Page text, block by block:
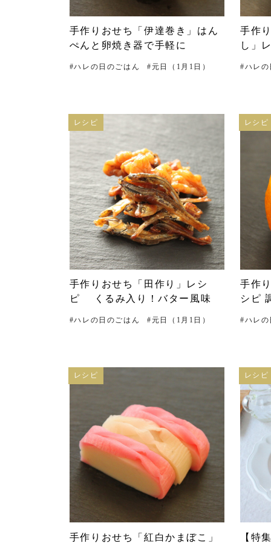
手作りおせち「伊達巻き」はん
ぺんと卵焼き器で手軽に
#ハレの日のごはん #元日（1月1日）
手作
し」
#ハレ
手作りおせち「田作り」レシ
ピ くるみ入り！バター風味
#ハレの日のごはん #元日（1月1日）
レシピ
手作
シピ
#ハレ
レシピ
手作りおせち「紅白かまぼこ」
レシピ
【特
レシピ